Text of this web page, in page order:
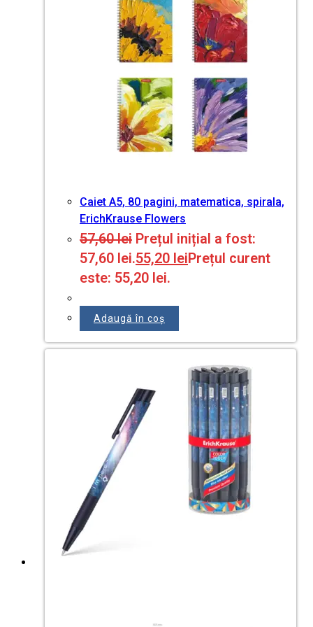
Caiet A5, 80 pagini, matematica, spirala,
ErichKrause Flowers
57,60lei Prețul inițial a fost:
57,60 lei.55,20 leiPrețul curent
este: 55,20 lei.
Adaugă în coș